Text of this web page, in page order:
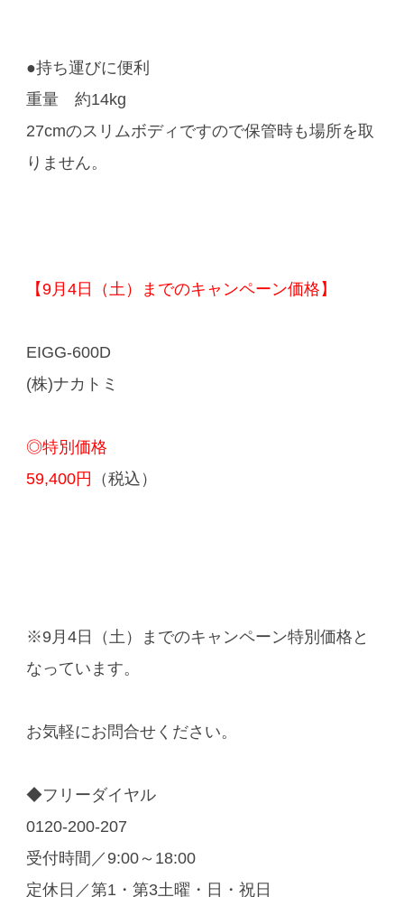
●持ち運びに便利
重量 約14kg
27cmのスリムボディですので保管時も場所を取
りません。
【9月4日（土）までのキャンペーン価格】
EIGG-600D
(株)ナカトミ
◎特別価格
59,400円 （税込）
※9月4日（土）までのキャンペーン特別価格と
なっています。
お気軽にお問合せください。
◆フリーダイヤル
0120-200-207
受付時間／9:00～18:00
定休日／第1・第3土曜・日・祝日